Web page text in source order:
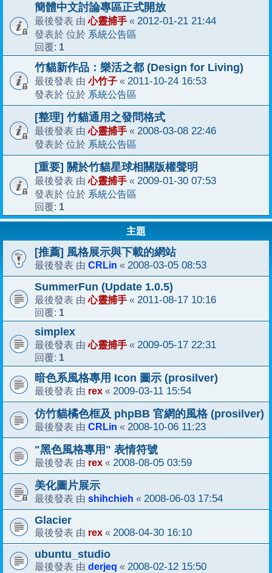
簡體中文討論專區正式開放
最後發表 由心靈捕手 « 2012-01-21 21:44
發表於 位於 系統公告區
回覆: 1
竹貓新作品：樂活之都 (Design for Living)
最後發表 由 小竹子 « 2011-10-24 16:53
發表於 位於 系統公告區
[整理] 竹貓通用之發問格式
最後發表 由心靈捕手 « 2008-03-08 22:46
發表於 位於 系統公告區
[重要] 關於竹貓星球相關版權聲明
最後發表 由心靈捕手 « 2009-01-30 07:53
發表於 位於 系統公告區
回覆: 1
主題
[推薦] 風格展示與下載的網站
最後發表 由 CRLin « 2008-03-05 08:53
SummerFun (Update 1.0.5)
最後發表 由心靈捕手 « 2011-08-17 10:16
回覆: 1
simplex
最後發表 由心靈捕手 « 2009-05-17 22:31
回覆: 1
暗色系風格專用 Icon 圖示 (prosilver)
最後發表 由 rex « 2009-03-11 15:54
仿竹貓橘色框及 phpBB 官網的風格 (prosilver)
最後發表 由 CRLin « 2008-10-06 11:23
"黑色風格專用" 表情符號
最後發表 由 rex « 2008-08-05 03:59
美化圖片展示
最後發表 由 shihchieh « 2008-06-03 17:54
Glacier
最後發表 由 rex « 2008-04-30 16:10
ubuntu_studio
最後發表 由 derjeq « 2008-02-12 15:50